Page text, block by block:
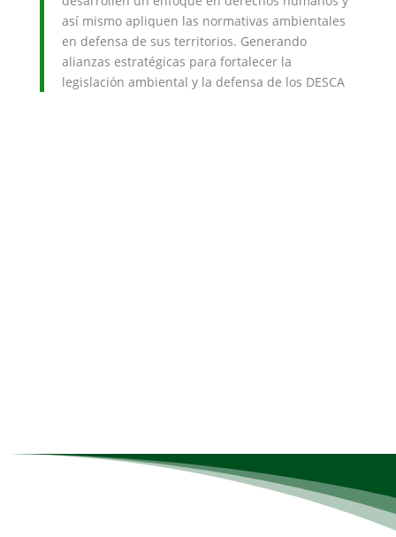
así mismo apliquen las normativas ambientales
en defensa de sus territorios. Generando
alianzas estratégicas para fortalecer la
legislación ambiental y la defensa de los DESCA